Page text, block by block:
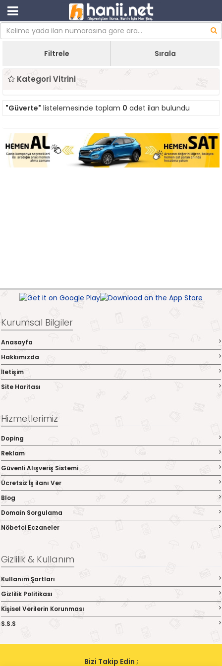
Filtrele Sırala
Kategori Vitrini
"Güverte" listelemesinde toplam 0 adet ilan bulundu
Kurumsal Bilgiler
Anasayfa
Hakkımızda
İletişim
Site Haritası
Hizmetlerimiz
Doping
Reklam
Güvenli Alışveriş Sistemi
Ücretsiz İş ilanı Ver
Blog
Domain Sorgulama
Nöbetci Eczaneler
Gizlilik & Kullanım
Kullanım Şartları
Gizlilik Politikası
Kişisel Verilerin Korunması
S.S.S
Bizi Takip Edin ;